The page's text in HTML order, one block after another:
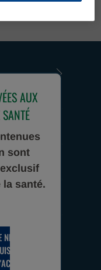
AUX
sont
santé.
NE
PAS